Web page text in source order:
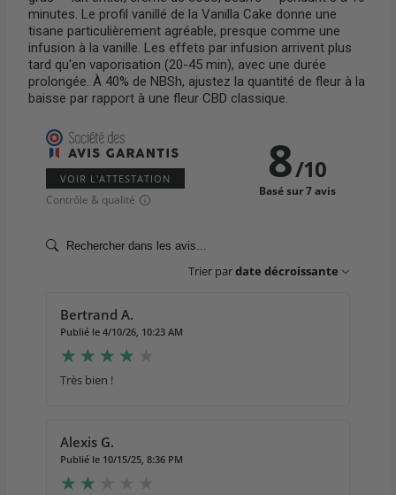
minutes. Le profil vanillé de la Vanilla Cake donne une
tisane particulièrement agréable, presque comme une
infusion à la vanille. Les effets par infusion arrivent plus
tard qu'en vaporisation (20-45 min), avec une durée
prolongée. À 40% de NBSh, ajustez la quantité de fleur à la
baisse par rapport à une fleur CBD classique.
VOIR L'ATTESTATION
Contrôle & qualité
8/10
Basé sur 7 avis
Trier pardate décroissante
Bertrand A.
Publié le 4/10/26, 10:23 AM
Très bien !
Alexis G.
Publié le 10/15/25, 8:36 PM